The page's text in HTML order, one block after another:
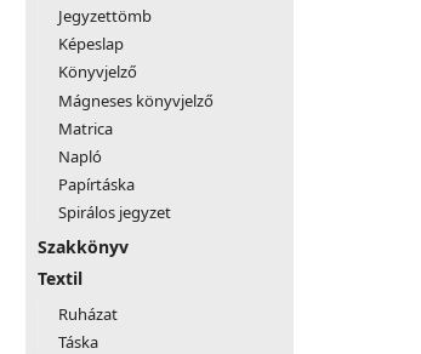
Jegyzettömb
Képeslap
Könyvjelző
Mágneses könyvjelző
Matrica
Napló
Papírtáska
Spirálos jegyzet
Szakkönyv
Textil
Ruházat
Táska